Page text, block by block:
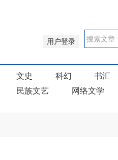
用户登录
文史 科幻 书汇
民族文艺 网络文学